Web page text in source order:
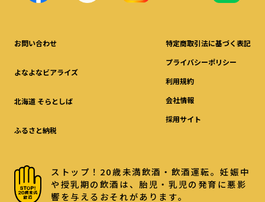
お問い合わせ
よなよなビアライズ
北海道 そらとしば
ふるさと納税
特定商取引法に基づく表記
プライバシーポリシー
利用規約
会社情報
採用サイト
ストップ！20歳未満飲酒・飲酒運転。妊娠中
や授乳期の飲酒は、胎児・乳児の発育に悪影
響を与えるおそれがあります。